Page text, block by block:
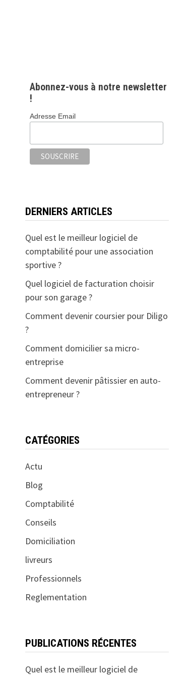
Abonnez-vous à notre newsletter
!
Adresse Email
DERNIERS ARTICLES
Quel est le meilleur logiciel de
comptabilité pour une association
sportive ?
Quel logiciel de facturation choisir
pour son garage ?
Comment devenir coursier pour Diligo
?
Comment domicilier sa micro-
entreprise
Comment devenir pâtissier en auto-
entrepreneur ?
CATÉGORIES
Actu
Blog
Comptabilité
Conseils
Domiciliation
livreurs
Professionnels
Reglementation
PUBLICATIONS RÉCENTES
Quel est le meilleur logiciel de